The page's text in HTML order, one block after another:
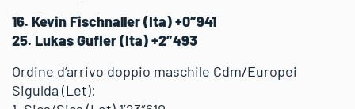
16. Kevin Fischnaller (Ita) +0″941
25. Lukas Gufler (Ita) +2″493
Ordine d’arrivo doppio maschile Cdm/Europei
Sigulda (Let):